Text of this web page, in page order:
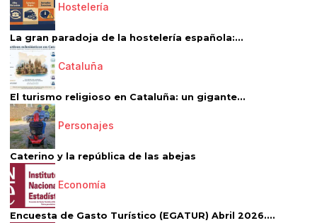
Hostelería
La gran paradoja de la hostelería española:...
Cataluña
El turismo religioso en Cataluña: un gigante...
Personajes
Caterino y la república de las abejas
Economía
Encuesta de Gasto Turístico (EGATUR) Abril 2026....